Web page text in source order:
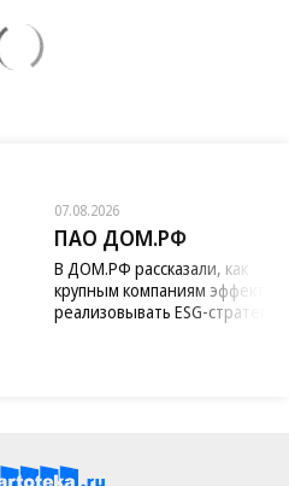
07.08.2026
ПАО ДОМ.РФ
В ДОМ.РФ рассказали, как
крупным компаниям
реализовывать ESG-стратегию